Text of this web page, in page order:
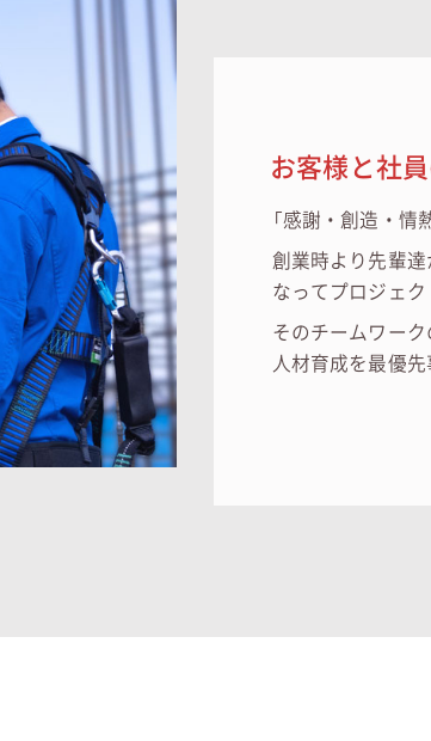
お客様と社
「感謝・創造・情
創業時より先輩
なってプロジェ
そのチームワー
人材育成を最優